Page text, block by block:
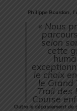
Philippe Bourdon,
« Nous
selon
cette
le choix
le Grand
Trail des
Course
Outre le dépassement de